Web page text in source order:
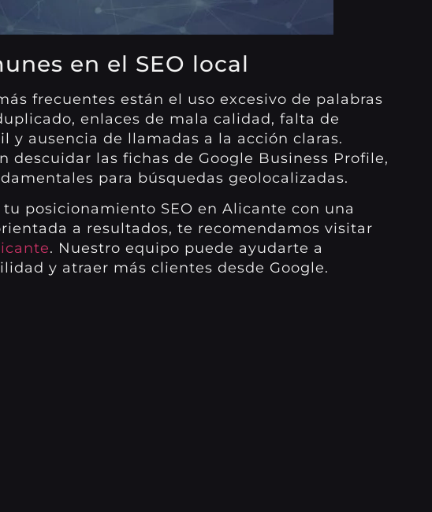
en el SEO local
frecuentes están el uso excesivo de palabras
enlaces de mala calidad, falta de
y ausencia de llamadas a la acción claras.
descuidar las fichas de Google Business Profile,
para búsquedas geolocalizadas.
tu posicionamiento SEO en Alicante con una
a resultados, te recomendamos visitar
. Nuestro equipo puede ayudarte a
y atraer más clientes desde Google.